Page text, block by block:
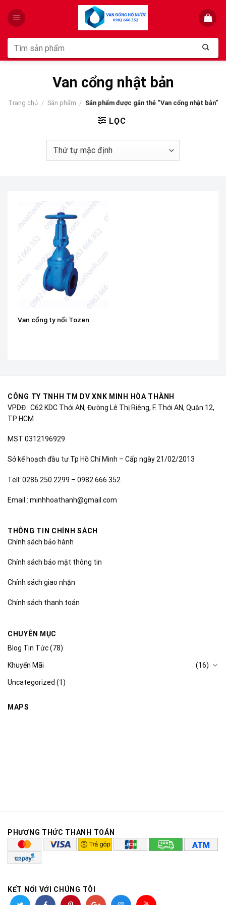
Tìm
kiếm:
Van cổng nhật bản
Trang chủ / Sản phẩm / Sản phẩm được gắn thẻ “Van cổng nhật bản”
LỌC
Van cổng ty nổi Tozen
CÔNG TY TNHH TM DV XNK MINH HÒA THÀNH
VPDĐ : C62 KDC Thới AN, Đường Lê Thị Riêng, F. Thới AN, Quận 12,
TP HCM
MST 0312196929
Sở kế hoạch đầu tư Tp Hồ Chí Minh – Cấp ngày 21/02/2013
Tell: 0286.250 2299 – 0982 666 352
Email : minhhoathanh@gmail.com
THÔNG TIN CHÍNH SÁCH
Chính sách bảo hành
Chính sách bảo mật thông tin
Chính sách giao nhận
Chính sách thanh toán
CHUYÊN MỤC
Blog Tin Tức(78)
Khuyến Mãi (16)
Uncategorized (1)
MAPS
PHƯƠNG THỨC THANH TOÁN
KẾT NỐI VỚI CHÚNG TÔI